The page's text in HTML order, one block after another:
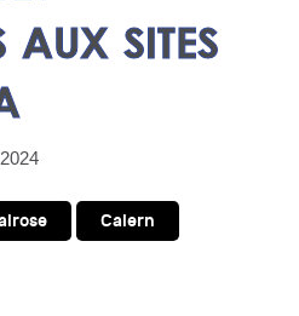
SITES
Calern